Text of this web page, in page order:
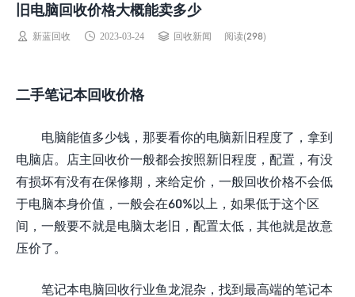
旧电脑回收价格大概能卖多少
新蓝回收 2023-03-24 回收新闻 阅读(298)
二手笔记本回收价格
电脑能值多少钱，那要看你的电脑新旧程度了，拿到
电脑店。店主回收价一般都会按照新旧程度，配置，有没
有损坏有没有在保修期，来给定价，一般回收价格不会低
于电脑本身价值，一般会在60%以上，如果低于这个区
间，一般要不就是电脑太老旧，配置太低，其他就是故意
压价了。
笔记本电脑回收行业鱼龙混杂，找到最高端的笔记本